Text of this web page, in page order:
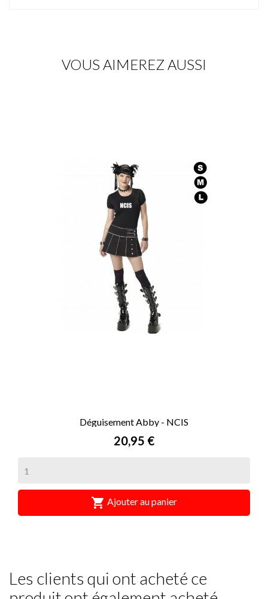
VOUS AIMEREZ AUSSI
Déguisement Abby - NCIS
Prix
20,95 €
 Ajouter au panier
Les clients qui ont acheté ce